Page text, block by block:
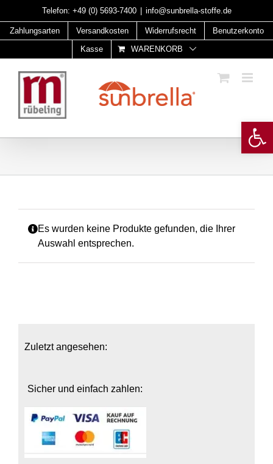
to
content
Telefon: +49 (0) 5693-7400 info@sunbrella-stoffe.de
Zahlungsarten Versandkosten Widerrufsrecht
Benutzerkonto
Kasse
WARENKORB
Es wurden keine Produkte gefunden, die Ihrer
Auswahl entsprechen.
Zuletzt angesehen:
Sicher und einfach zahlen: